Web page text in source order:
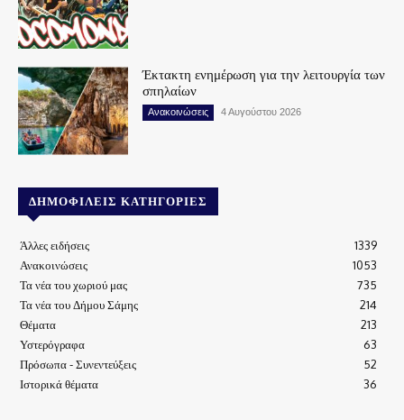
Έκτακτη ενημέρωση για την λειτουργία των
σπηλαίων
Ανακοινώσεις 4 Αυγούστου 2026
ΔΗΜΟΦΙΛΕΊΣ ΚΑΤΗΓΟΡΊΕΣ
Άλλες ειδήσεις
1339
Ανακοινώσεις
1053
Τα νέα του χωριού μας
735
Τα νέα του Δήμου Σάμης
214
Θέματα
213
Υστερόγραφα
63
Πρόσωπα - Συνεντεύξεις
52
Ιστορικά θέματα
36